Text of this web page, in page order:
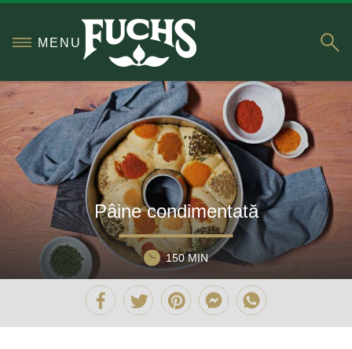
MENU
Pâine condimentată
150 MIN